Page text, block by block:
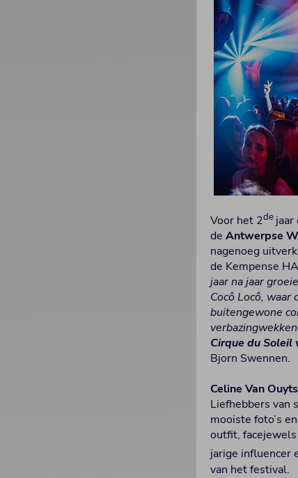
Voor het 2de jaar
deAntwerpse
nagenoeg
de Kempense
jaar na jaar
Cocô Locô,
buitengewone
Cirque du Soleil
Bjorn Swennen.
Celine Van
Liefhebbers van
mooiste foto’s
outfit,
jarige influencer
van het festival.